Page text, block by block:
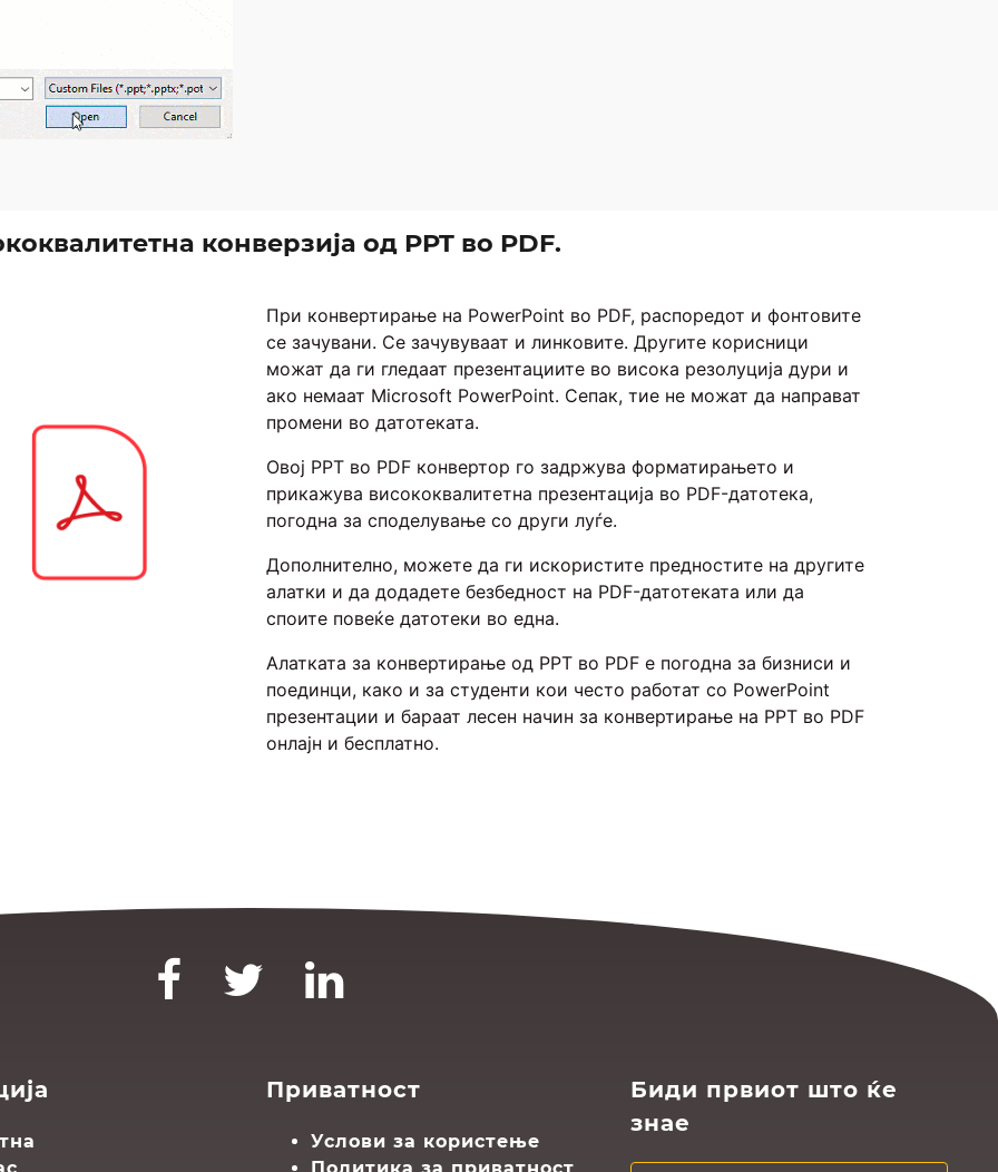
конверзија од PPT во PDF.
При конвертирање на PowerPoint во PDF, распоредот и фонтовите
се зачувани. Се зачувуваат и линковите. Другите корисници
можат да ги гледаат презентациите во висока резолуција дури и
ако немаат Microsoft PowerPoint. Сепак, тие не можат да направат
промени во датотеката.
Овој PPT во PDF конвертор го задржува форматирањето и
прикажува висококвалитетна презентација во PDF-датотека,
погодна за споделување со други луѓе.
Дополнително, можете да ги искористите предностите на другите
алатки и да додадете безбедност на PDF-датотеката или да
споите повеќе датотеки во една.
Алатката за конвертирање од PPT во PDF е погодна за бизниси и
поединци, како и за студенти кои често работат со PowerPoint
презентации и бараат лесен начин за конвертирање на PPT во PDF
онлајн и бесплатно.
Приватност
Услови за користење
Биди првиот што ќе
знае